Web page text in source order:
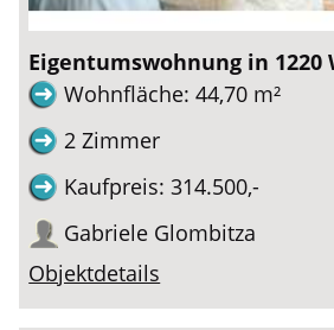
Eigentumswohnung in 1220
Wohnfläche: 44,70 m²
2 Zimmer
Kaufpreis: 314.500,-
Gabriele Glombitza
Objektdetails